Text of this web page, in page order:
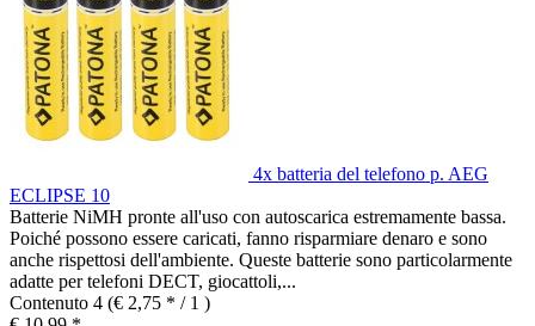
4x batteria del telefono p. AEG
ECLIPSE 10
Batterie NiMH pronte all'uso con autoscarica estremamente bassa.
Poiché possono essere caricati, fanno risparmiare denaro e sono
anche rispettosi dell'ambiente. Queste batterie sono particolarmente
adatte per telefoni DECT, giocattoli,...
Contenuto 4 (€ 2,75 * / 1 )